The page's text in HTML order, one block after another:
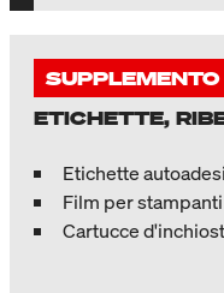
SUPPLEMENTO
ETICHETTE,
Etichette
Film per
Cartucce